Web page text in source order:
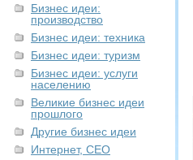
Бизнес идеи:
производство
Бизнес идеи: техника
Бизнес идеи: туризм
Бизнес идеи: услуги
населению
Великие бизнес идеи
прошлого
Другие бизнес идеи
Интернет, СЕО